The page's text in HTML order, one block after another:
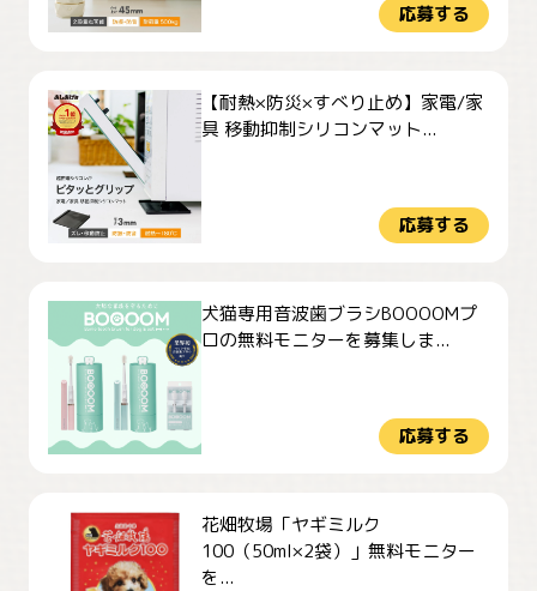
応募する
【耐熱×防災×すべり止め】家電/家
具 移動抑制シリコンマット...
応募する
犬猫専用音波歯ブラシBOOOOMプ
ロの無料モニターを募集しま...
応募する
花畑牧場「ヤギミルク
100（50ml×2袋）」無料モニター
を...